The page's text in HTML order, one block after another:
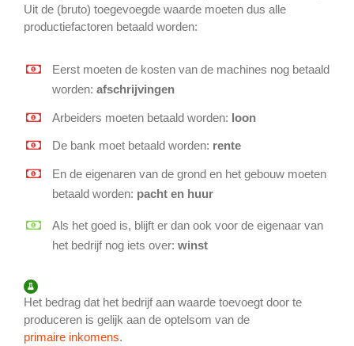
Uit de (bruto) toegevoegde waarde moeten dus alle
productiefactoren betaald worden:
Eerst moeten de kosten van de machines nog betaald
worden: afschrijvingen
Arbeiders moeten betaald worden: loon
De bank moet betaald worden: rente
En de eigenaren van de grond en het gebouw moeten
betaald worden: pacht en huur
Als het goed is, blijft er dan ook voor de eigenaar van
het bedrijf nog iets over: winst
Het bedrag dat het bedrijf aan waarde toevoegt door te
produceren is gelijk aan de optelsom van de
primaire inkomens.